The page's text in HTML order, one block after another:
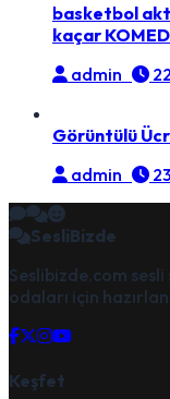
basketbol
kaçar
admin
Görüntülü
admin
SesliBizde
Seslibizde.com
odaları için
Keşfet